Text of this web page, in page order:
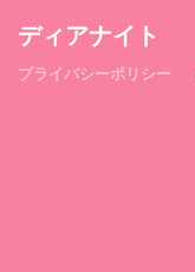
ディアナイト
プライバシーポリシー